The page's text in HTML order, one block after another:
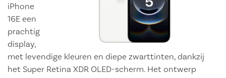
iPhone
16E een
prachtig
display,
met levendige kleuren en diepe zwarttinten, dankzij
het Super Retina XDR OLED-scherm. Het ontwerp